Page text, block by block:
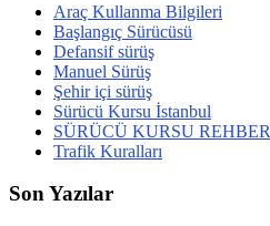
Araç Kullanma Bilgileri
Başlangıç Sürücüsü
Defansif sürüş
Manuel Sürüş
Şehir içi sürüş
Sürücü Kursu İstanbul
SÜRÜCÜ KURSU REHBER
Trafik Kuralları
Son Yazılar